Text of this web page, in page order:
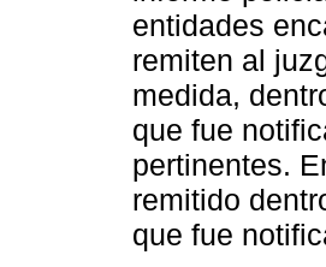
entidades
remiten al
medida,
que fue
pertinentes.
remitido
que fue